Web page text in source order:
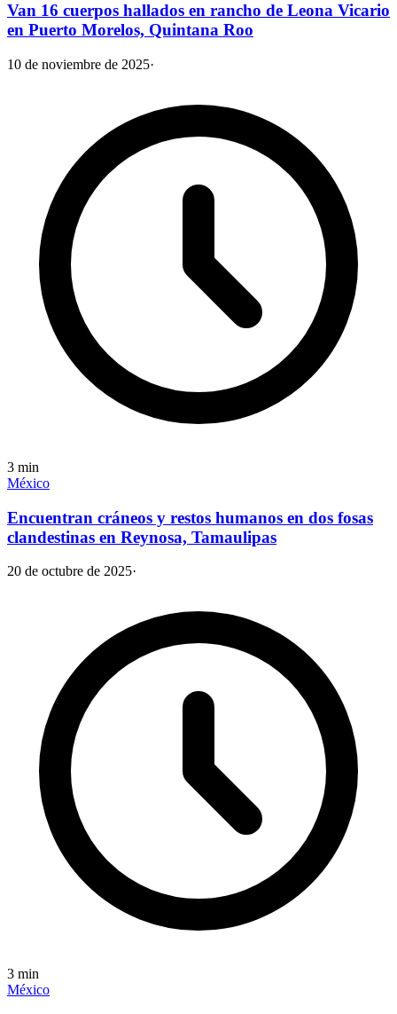
Van 16 cuerpos hallados en rancho de Leona Vicario
en Puerto Morelos, Quintana Roo
10 de noviembre de 2025·
3 min
México
Encuentran cráneos y restos humanos en dos fosas
clandestinas en Reynosa, Tamaulipas
20 de octubre de 2025·
3 min
México